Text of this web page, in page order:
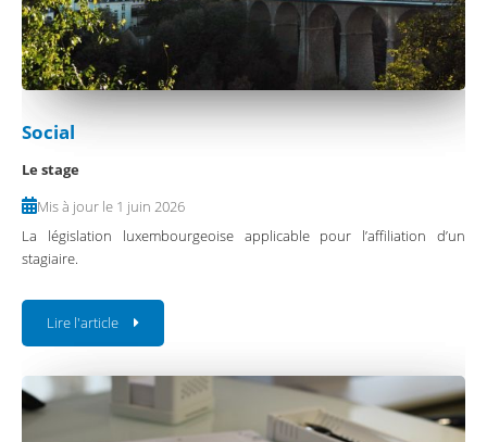
Social
Le stage
Mis à jour le 1 juin 2026
La législation luxembourgeoise applicable pour l’affiliation d’un
stagiaire.
Lire l'article